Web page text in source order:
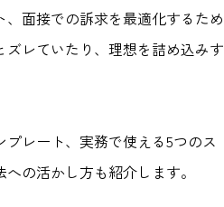
面接での訴求を最適化するため
レていたり、理想を詰め込みす
レート、実務で使える5つのス
の活かし方も紹介します。